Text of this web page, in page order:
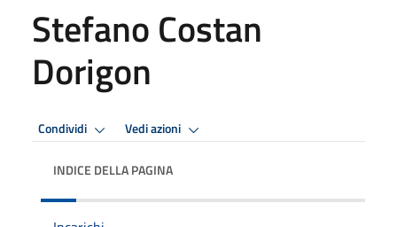
Stefano Costan
Dorigon
Condividi Vedi azioni
INDICE DELLA PAGINA